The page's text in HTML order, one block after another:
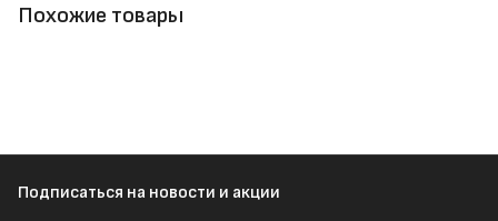
Похожие товары
Подписаться на новости и акции